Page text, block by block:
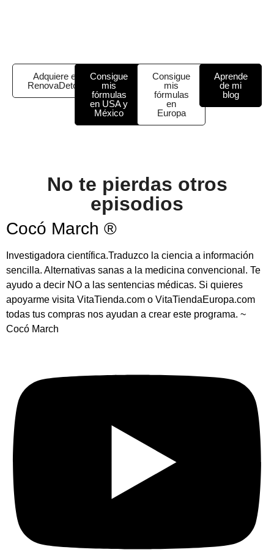
Adquiere el
RenovaDetox
Consigue
mis
fórmulas
en USA y
México
Consigue
mis
fórmulas
en
Europa
Aprende
de mi
blog
No te pierdas otros
episodios
Cocó March ®
Investigadora científica.Traduzco la ciencia a información
sencilla. Alternativas sanas a la medicina convencional. Te
ayudo a decir NO a las sentencias médicas. Si quieres
apoyarme visita VitaTienda.com o VitaTiendaEuropa.com
todas tus compras nos ayudan a crear este programa. ~
Cocó March